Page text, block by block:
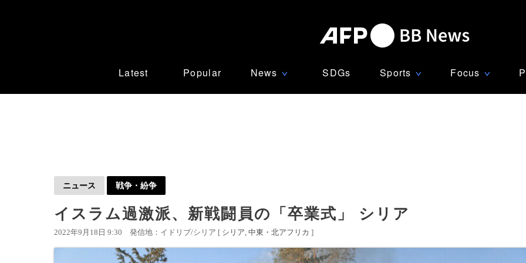
Latest Popular News ∨ SDGs Sports ∨ Focus ∨
ニュース 戦争・紛争
イスラム過激派、新戦闘員の「卒業式」 シリア
2022年9月18日 9:30 発信地：イドリブ/シリア [ シリア 中東・北アフリカ ]